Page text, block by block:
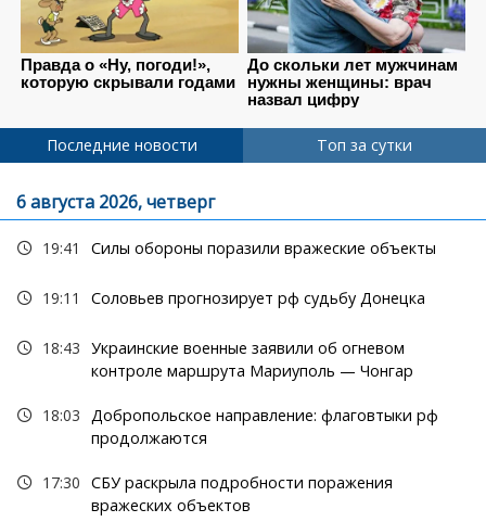
Последние новости Топ за сутки
6 августа 2026, четверг
19:41 Силы обороны поразили вражеские объекты
19:11 Соловьев прогнозирует рф судьбу Донецка
18:43 Украинские военные заявили об огневом
контроле маршрута Мариуполь — Чонгар
18:03 Добропольское направление: флаговтыки рф
продолжаются
17:30 СБУ раскрыла подробности поражения
вражеских объектов